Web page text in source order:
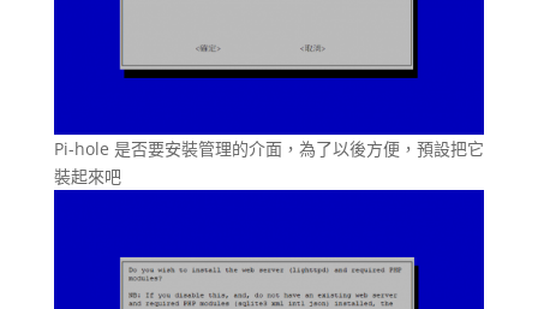
Pi-hole 是否要安裝管理的介面，為了以後方便，預設把它
裝起來吧